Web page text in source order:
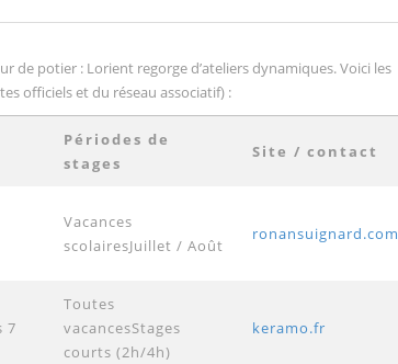
de potier : Lorient regorge d’ateliers dynamiques. Voici les
officiels et du réseau associatif) :
Périodes de
stages
Site / contact
Vacances
scolairesJuillet / Août
ronansuignard.com
7
Toutes
vacancesStages
courts (2h/4h)
keramo.fr